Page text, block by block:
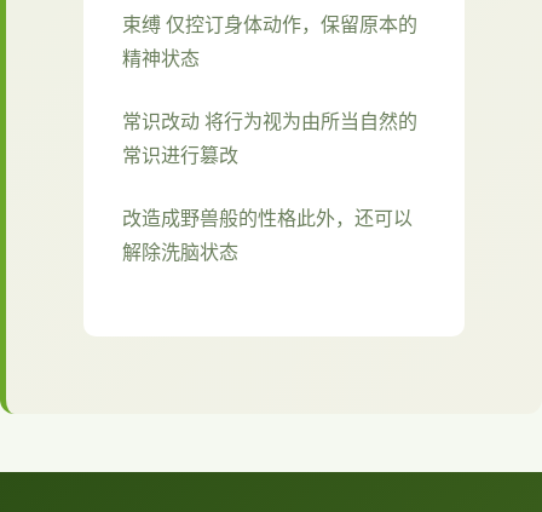
束缚 仅控订身体动作，保留原本的
精神状态
常识改动 将行为视为由所当自然的
常识进行篡改
改造成野兽般的性格此外，还可以
解除洗脑状态